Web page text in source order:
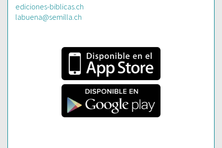
ediciones-biblicas.ch
labuena@semilla.ch